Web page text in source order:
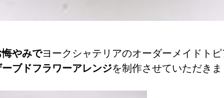
やみでヨークシャテリアのオーダーメイドト
ブドフラワーアレンジを制作させていただき